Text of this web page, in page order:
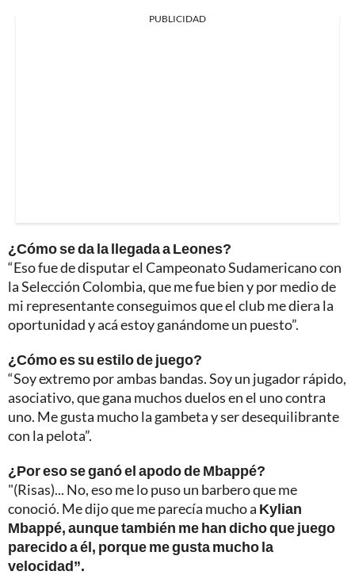
PUBLICIDAD
¿Cómo se da la llegada a Leones?
“Eso fue de disputar el Campeonato Sudamericano con
la Selección Colombia, que me fue bien y por medio de
mi representante conseguimos que el club me diera la
oportunidad y acá estoy ganándome un puesto”.
¿Cómo es su estilo de juego?
“Soy extremo por ambas bandas. Soy un jugador rápido,
asociativo, que gana muchos duelos en el uno contra
uno. Me gusta mucho la gambeta y ser desequilibrante
con la pelota”.
¿Por eso se ganó el apodo de Mbappé?
"(Risas)... No, eso me lo puso un barbero que me
conoció. Me dijo que me parecía mucho a Kylian
Mbappé, aunque también me han dicho que juego
parecido a él, porque me gusta mucho la
velocidad”.